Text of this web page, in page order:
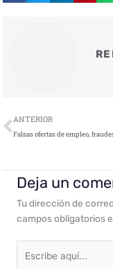
Ant
ANTERIOR
Deja un
Tu dirección de
campos obligatorios
aquí...